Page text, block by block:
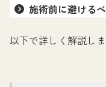
施術前に避ける
以下で詳しく解説しま